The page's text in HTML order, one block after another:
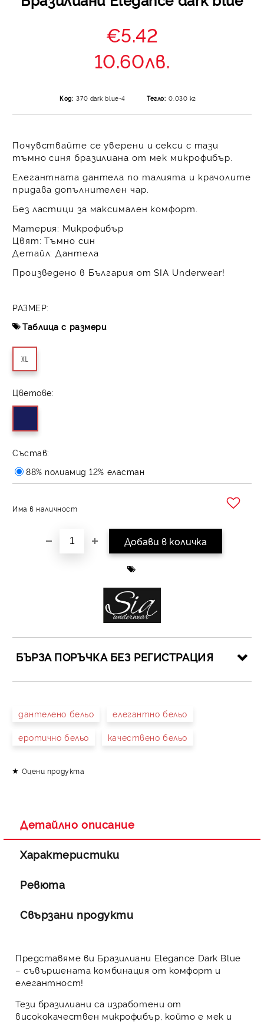
€5.42
10.60лв.
Код: 370 dark blue-4 Тегло: 0.030 кг
Почувствайте се уверени и секси с тази
тъмно синя бразилиана от мек микрофибър.
Елегантната дантела по талията и крачолите
придава допълнителен чар.
Без ластици за максимален комфорт.
Материя: Микрофибър
Цвят:Тъмно син
Детайл: Дантела
Произведено в България от SIA Underwear!
РАЗМЕР:
Таблица с размери
XL
Цветове:
Състав:
88% полиамид 12% еластан
Има в наличност
БЪРЗА ПОРЪЧКА БЕЗ РЕГИСТРАЦИЯ
дантелено бельо елегантно бельо
еротично бельо качествено бельо
Оцени продукта
Детайлно описание
Характеристики
Ревюта
Свързани продукти
Представяме ви Бразилиани Elegance Dark Blue
– съвършената комбинация от комфорт и
елегантност!
Тези бразилиани са изработени от
висококачествен микрофибър , който е мек и